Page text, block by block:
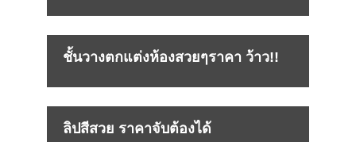
ชั้นวางตกแต่งห้องสวยๆราคา ว้าว!!
ลิปสีสวย ราคาจับต้องได้